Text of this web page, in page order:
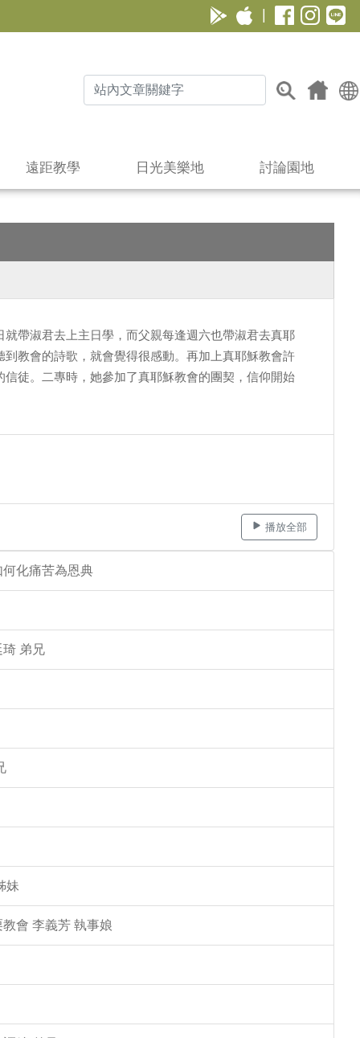
遠距教學 日光美樂地 討論園地
帶淑君去上主日學，而父親每逢週六也帶淑君去真耶
教會的詩歌，就會覺得很感動。再加上真耶穌教會許
徒。二專時，她參加了真耶穌教會的團契，信仰開始
播放全部
化痛苦為恩典
弟兄
妹
會 李義芳 執事娘